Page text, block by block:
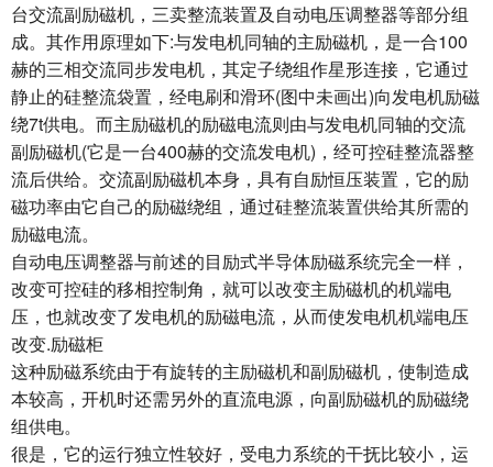
台交流副励磁机，三卖整流装置及自动电压调整器等部分组
成。其作用原理如下:与发电机同轴的主励磁机，是一合100
赫的三相交流同步发电机，其定子绕组作星形连接，它通过
静止的硅整流袋置，经电刷和滑环(图中未画出)向发电机励磁
绕7t供电。而主励磁机的励磁电流则由与发电机同轴的交流
副励磁机(它是一台400赫的交流发电机)，经可控硅整流器整
流后供给。交流副励磁机本身，具有自励恒压装置，它的励
磁功率由它自己的励磁绕组，通过硅整流装置供给其所需的
励磁电流。
自动电压调整器与前述的目励式半导体励磁系统完全一样，
改变可控硅的移相控制角，就可以改变主励磁机的机端电
压，也就改变了发电机的励磁电流，从而使发电机机端电压
改变.励磁柜
这种励磁系统由于有旋转的主励磁机和副励磁机，使制造成
本较高，开机时还需另外的直流电源，向副励磁机的励磁绕
组供电。
很是，它的运行独立性较好，受电力系统的干抚比较小，运